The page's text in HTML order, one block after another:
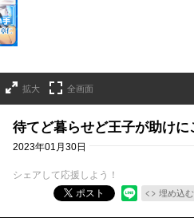
拡大 全画面
待てど暮らせど王子が助けに
2023年01月30日
シェアして応援しよう！
ポスト
埋め込む